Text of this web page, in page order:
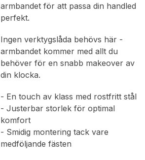
armbandet för att passa din handled
perfekt.
Ingen verktygslåda behövs här -
armbandet kommer med allt du
behöver för en snabb makeover av
din klocka.
- En touch av klass med rostfritt stål
- Justerbar storlek för optimal
komfort
- Smidig montering tack vare
medföljande fästen